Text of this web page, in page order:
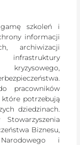
gamę szkoleń i
informacji
archiwizacji
infrastruktury
pracowników
potrzebują
dziedzinach.
Biznesu,
i